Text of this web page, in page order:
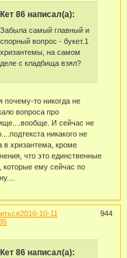
Кет 86 написал(а):
Забыла самый главный и
спорный вопрос - букет.1
хризантемы, на самом
деле с кладбища взял?
почему-то никогда не
вопроса про
И сейчас не
никакого не
в хризантема, кроме
что это единственные
которые ему сейчас по
944
2016-10-11
Кет 86 написал(а):